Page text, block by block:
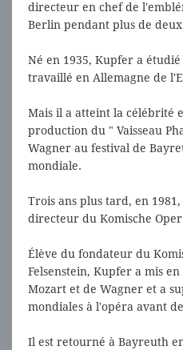
directeur en chef de
Berlin pendant plus de deux
Né en 1935, Kupfer a
travaillé en Allemagne de
Mais il a atteint la célébrité
production du " Vaisseau
Wagner au festival de
mondiale.
Trois ans plus tard, en
directeur du Komische
Élève du fondateur du
Felsenstein, Kupfer a mis
Mozart et de Wagner et a
mondiales à l'opéra avant
Il est retourné à Bayreuth